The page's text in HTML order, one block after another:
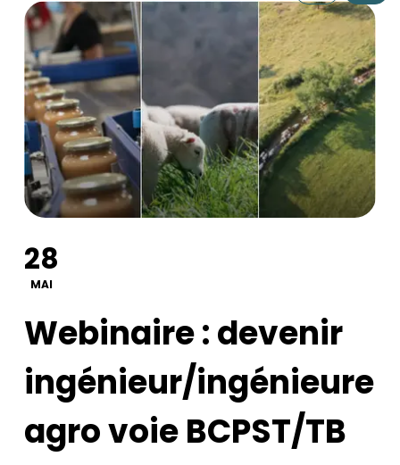
28
MAI
Webinaire : devenir
ingénieur/ingénieure
agro voie BCPST/TB